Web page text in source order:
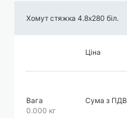
Хомут стяжка 4.8х280 біл.
Ціна
Вага
0.000 кг
Сума з ПДВ